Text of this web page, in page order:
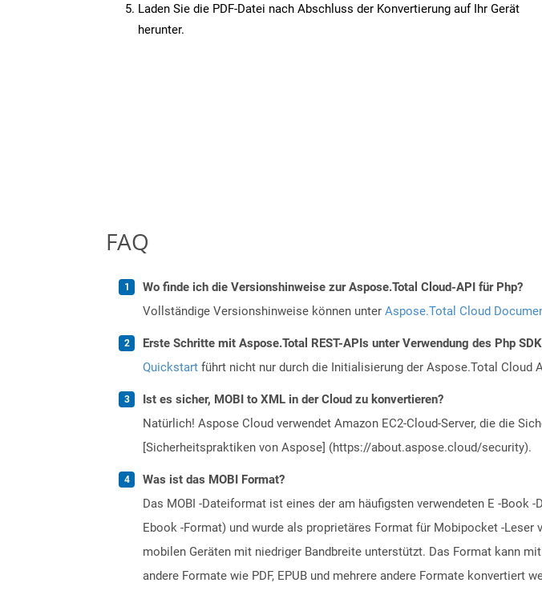
Laden Sie die PDF-Datei nach Abschluss der Konvertierung auf Ihr Gerät
herunter.
FAQ
Wo finde ich die Versionshinweise zur Aspose.Total Cloud-API für Php?
Vollständige Versionshinweise können unter Aspose.Total Cloud
Erste Schritte mit Aspose.Total REST-APIs unter Verwendung des Php
Quickstart führt nicht nur durch die Initialisierung der Aspose.Total Cloud
Ist es sicher, MOBI to XML in der Cloud zu konvertieren?
Natürlich! Aspose Cloud verwendet Amazon EC2-Cloud-Server, die die
[Sicherheitspraktiken von Aspose] (https://about.aspose.cloud/security).
Was ist das MOBI Format?
Das MOBI -Dateiformat ist eines der am häufigsten verwendeten E -Book
Ebook -Format) und wurde als proprietäres Format für Mobipocket -Leser
mobilen Geräten mit niedriger Bandbreite unterstützt. Das Format kann
andere Formate wie PDF, EPUB und mehrere andere Formate konvertiert